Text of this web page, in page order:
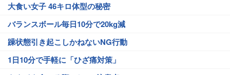
大食い女子 46キロ体型の秘密
バランスボール毎日10分で20kg減
躁状態引き起こしかねないNG行動
1日10分で手軽に「ひざ痛対策」